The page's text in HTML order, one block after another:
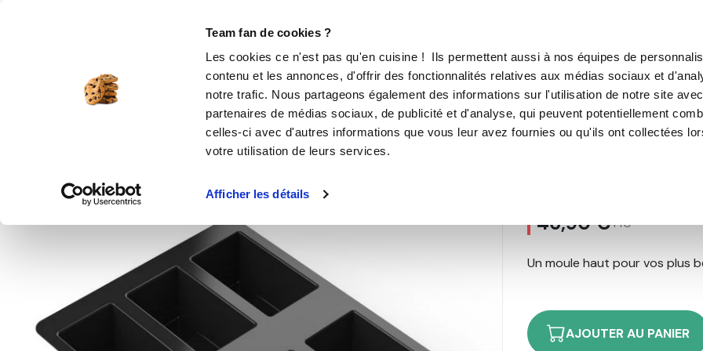
Team fan de cookies ?
Les cookies ce n'est pas qu'en cuisine ! Ils permettent aussi à nos équipes de
contenu et les annonces, d'offrir des fonctionnalités relatives aux médias sociaux et
notre trafic. Nous partageons également des informations sur l'utilisation de notre site
partenaires de médias sociaux, de publicité et d'analyse, qui peuvent potentiellement
celles-ci avec d'autres informations que vous leur avez fournies ou qu'ils ont collectées
votre utilisation de leurs services.
Afficher les détails
MOULES SILICONE USTENSILES ÉPICERIE MISE SOUS VIDE MACHINE À CAFÉ MACHINE À GLACE
Par marque Moules OHRA® Moule 6 Cakes Hauts OHRA®
46,90 €TTC
Un moule haut pour vos plus
AJOUTER AU PANIER